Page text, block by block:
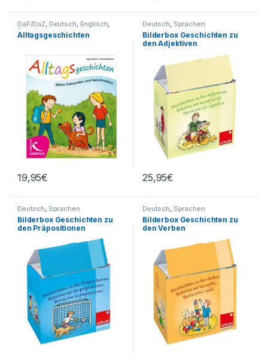
DaF/DaZ, Deutsch, Englisch,
Sprachen
Alltagsgeschichten
19,95€
Deutsch, Sprachen
Bilderbox Geschichten zu
den Adjektiven
25,95€
Deutsch, Sprachen
Bilderbox Geschichten zu
den Präpositionen
Deutsch, Sprachen
Bilderbox Geschichten zu
den Verben